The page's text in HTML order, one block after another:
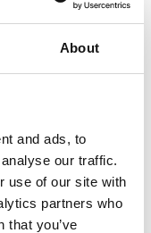
About
and ads, to
our traffic.
use of our site with
partners who
that you’ve
fortemente la